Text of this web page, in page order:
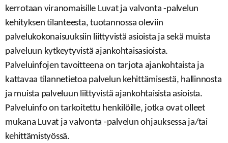
kerrotaan viranomaisille Luvat ja valvonta -palvelun
kehityksen tilanteesta, tuotannossa oleviin
palvelukokonaisuuksiin liittyvistä asioista ja sekä muista
palveluun kytkeytyvistä ajankohtaisasioista.
Palveluinfojen tavoitteena on tarjota ajankohtaista ja
kattavaa tilannetietoa palvelun kehittämisestä, hallinnosta
ja muista palveluun liittyvistä ajankohtaisista asioista.
Palveluinfo on tarkoitettu henkilöille, jotka ovat olleet
mukana Luvat ja valvonta -palvelun ohjauksessa ja/tai
kehittämistyössä.